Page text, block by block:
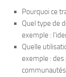
Pourquoi ce
Quel type de
exemple :
Quelle
exemple :